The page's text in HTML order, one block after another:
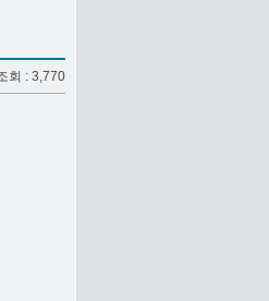
회 : 3,770